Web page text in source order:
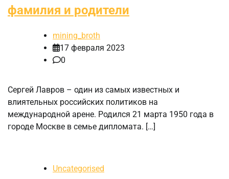
фамилия и родители
mining_broth
17 февраля 2023
0
Сергей Лавров – один из самых известных и
влиятельных российских политиков на
международной арене. Родился 21 марта 1950 года в
городе Москве в семье дипломата. […]
Uncategorised